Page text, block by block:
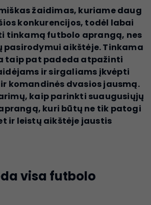
žaidimas, kuriame daug
konkurencijos, todėl labai
tinkamą futbolo aprangą, nes
pasirodymui aikštėje. Tinkama
taip pat padeda atpažinti
ir sirgaliams įkvėpti
komandinės dvasios jausmą.
kaip parinkti suaugusiųjų
kuri būtų ne tik patogi
ir leistų aikštėje jaustis
visa futbolo